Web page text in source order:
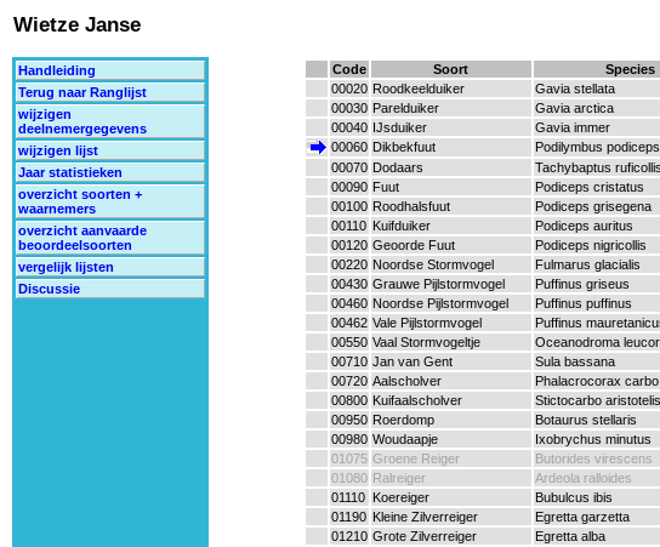
Wietze Janse
Handleiding
Terug naar Ranglijst
wijzigen
deelnemergegevens
wijzigen lijst
Jaar statistieken
overzicht soorten +
waarnemers
overzicht aanvaarde
beoordeelsoorten
vergelijk lijsten
Discussie
Code Soort
Species
00020 Roodkeelduiker
Gavia stellata
00030 Parelduiker
Gavia arctica
00040 IJsduiker
Gavia immer
00060 Dikbekfuut
Podilymbus podiceps
00070 Dodaars
Tachybaptus ruficollis
00090 Fuut
Podiceps cristatus
00100 Roodhalsfuut
Podiceps grisegena
00110 Kuifduiker
Podiceps auritus
00120 Geoorde Fuut
Podiceps nigricollis
00220 Noordse Stormvogel
Fulmarus glacialis
00430 Grauwe Pijlstormvogel
Puffinus griseus
00460 Noordse Pijlstormvogel
Puffinus puffinus
00462 Vale Pijlstormvogel
Puffinus
00550 Vaal Stormvogeltje
Oceanodroma
00710 Jan van Gent
Sula bassana
00720 Aalscholver
Phalacrocorax carbo
00800 Kuifaalscholver
Stictocarbo aristotelis
00950 Roerdomp
Botaurus stellaris
00980 Woudaapje
Ixobrychus minutus
01075 Groene Reiger
Butorides virescens
01080 Ralreiger
Ardeola ralloides
01110
Koereiger
Bubulcus ibis
01190 Kleine Zilverreiger
Egretta garzetta
01210 Grote Zilverreiger
Egretta alba